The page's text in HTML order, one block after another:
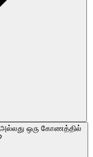
அல்லது ஒரு கோணத்தில்